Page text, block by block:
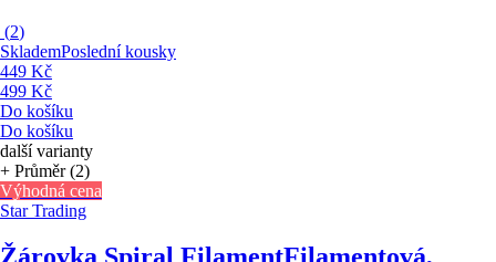
(2)
SklademPoslední kousky
449 Kč
499 Kč
Do košíku
Do košíku
další varianty
+ Průměr (2)
Výhodná cena
Star Trading